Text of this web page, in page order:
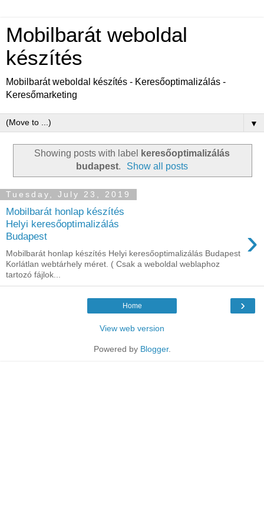
Mobilbarát weboldal
készítés
Mobilbarát weboldal készítés - Keresőoptimalizálás -
Keresőmarketing
▼
Showing posts with label
keresőoptimalizálás
budapest. Show all posts
Tuesday, July 23, 2019
Mobilbarát honlap készítés
Helyi keresőoptimalizálás
Budapest
›
Mobilbarát honlap készítés Helyi keresőoptimalizálás Budapest
Korlátlan webtárhely méret. ( Csak a weboldal weblaphoz
tartozó fájlok...
›
Home
View web version
Powered by Blogger.